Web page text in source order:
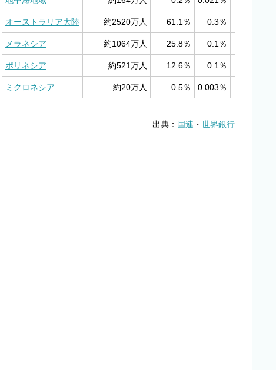
オーストラリア大陸 約2520万人 61.1％ 0.3％
メラネシア 約1064万人 25.8％ 0.1％
ポリネシア 約521万人 12.6％ 0.1％
ミクロネシア 約20万人 0.5％ 0.003％
出典： 国連 ・ 世界銀行